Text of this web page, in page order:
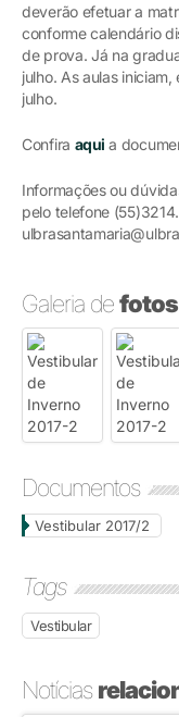
deverão efetuar a
conforme calendário
de prova. Já na
julho. As aulas
julho.
Confira aqui a
Informações ou
pelo telefone
Galeria defotos
Documentos
Vestibular 2017/2
Tags
Vestibular
Notícias